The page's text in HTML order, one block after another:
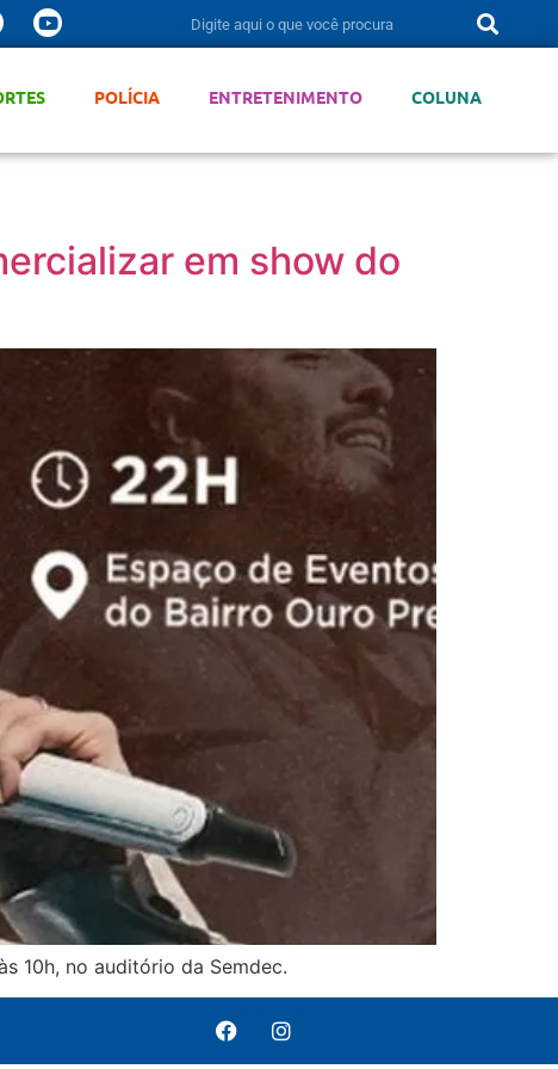
POLÍCIA ENTRETENIMENTO COLUNA
em show do
10h, no auditório da Semdec.